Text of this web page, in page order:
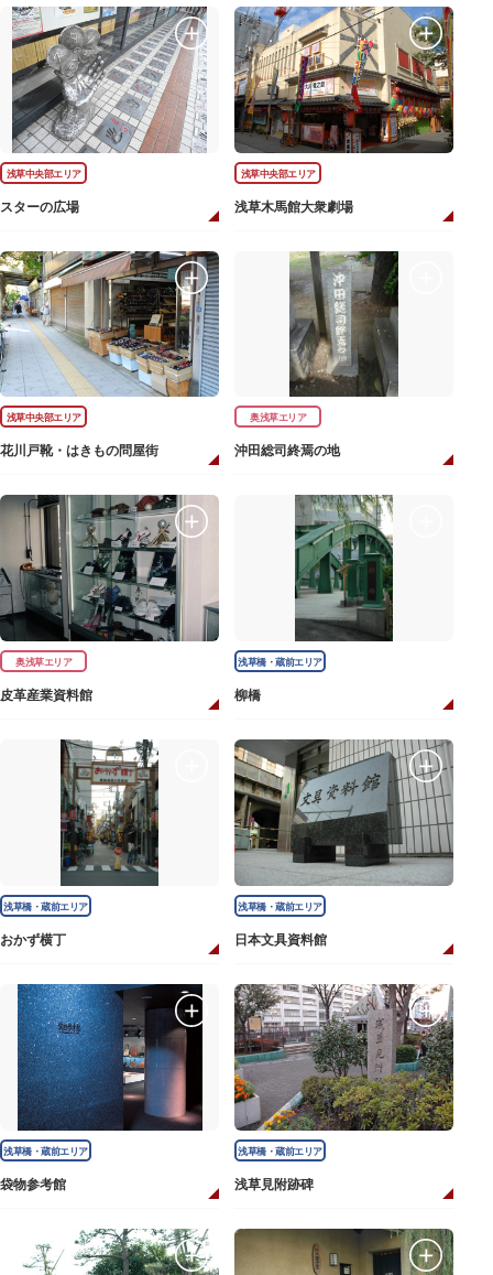
浅草中央部エリア
スターの広場
浅草中央部エリア
浅草木馬館大衆劇場
浅草中央部エリア
花川戸靴・はきもの問屋街
奥浅草エリア
沖田総司終焉の地
奥浅草エリア
皮革産業資料館
浅草橋・蔵前エリア
柳橋
浅草橋・蔵前エリア
おかず横丁
浅草橋・蔵前エリア
日本文具資料館
浅草橋・蔵前エリア
袋物参考館
浅草橋・蔵前エリア
浅草見附跡碑